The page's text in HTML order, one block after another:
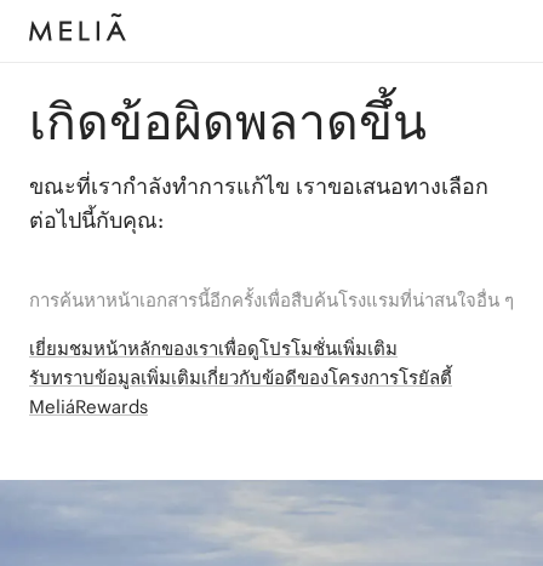
เกิดข้อผิดพลาดขึ้น
ขณะที่เรากำลังทำการแก้ไข เราขอเสนอทางเลือก
ต่อไปนี้กับคุณ:
การค้นหาหน้าเอกสารนี้อีกครั้งเพื่อสืบค้นโรงแรมที่น่าสนใจอื่น ๆ
เยี่ยมชมหน้าหลักของเราเพื่อดูโปรโมชั่นเพิ่มเติม
รับทราบข้อมูลเพิ่มเติมเกี่ยวกับข้อดีของโครงการโรยัลตี้
MeliáRewards